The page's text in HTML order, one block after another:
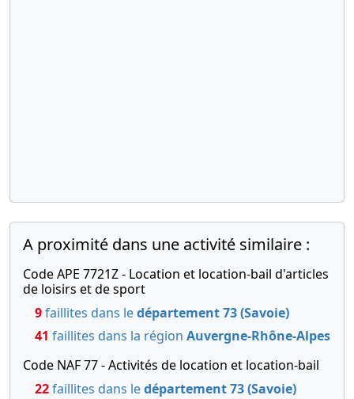
A proximité dans une activité similaire :
Code APE 7721Z - Location et location-bail d'articles
de loisirs et de sport
9faillites dans ledépartement 73 (Savoie)
41 faillites dans la région Auvergne-Rhône-Alpes
Code NAF 77 - Activités de location et location-bail
22faillites dans ledépartement 73 (Savoie)